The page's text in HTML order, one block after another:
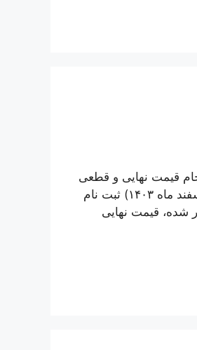
قیمت نهایی و قطعی
هیوندای توسان L مدل ۲۰۲۵ را برای متقاضیانی که در دور هفتم سامانه یکپارچه (اسفند ماه ۱۴۰۳) ثبت نام
شده، قیمت نهایی